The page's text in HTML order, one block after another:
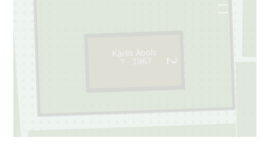
11
2
Kārlis Ābols
? - 1967